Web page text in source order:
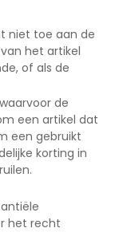
niet toe aan de
het artikel
of als de
de
een artikel dat
een gebruikt
korting in
het recht